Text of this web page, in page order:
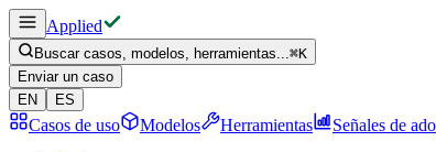
Applied
Buscar casos, modelos, herramientas...⌘K
Enviar un caso
EN
ES
Casos de uso Modelos Herramientas Señales de